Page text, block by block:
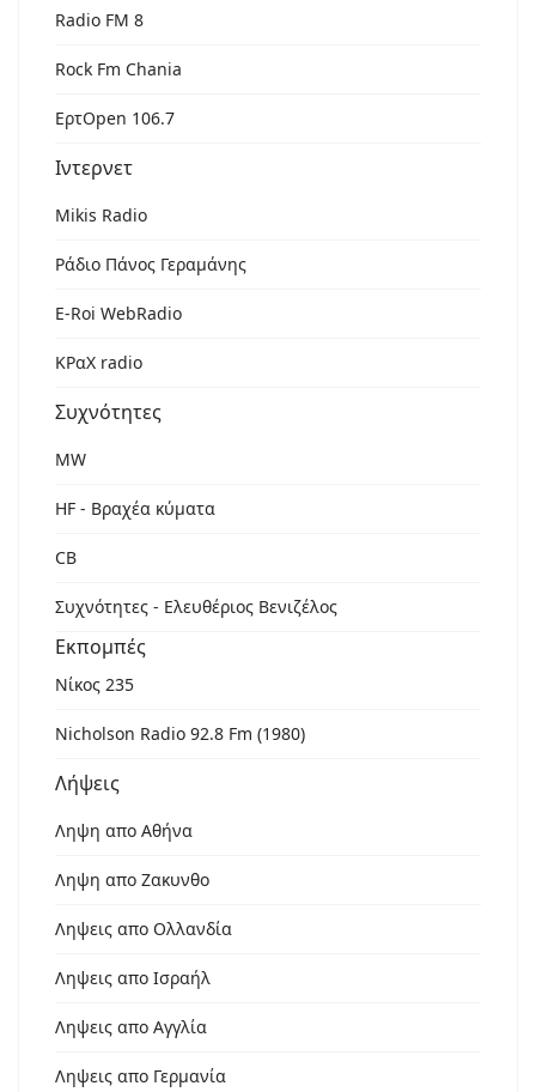
Radio FM 8
Rock Fm Chania
ΕρτOpen 106.7
Ιντερνετ
Mikis Radio
Ράδιο Πάνος Γεραμάνης
Ε-Roi WebRadio
ΚΡαΧ radio
Συχνότητες
MW
HF - Βραχέα κύματα
CB
Συχνότητες - Ελευθέριος Βενιζέλος
Εκπομπές
Νίκος 235
Nicholson Radio 92.8 Fm (1980)
Λήψεις
Ληψη απο Αθήνα
Ληψη απο Ζακυνθο
Ληψεις απο Ολλανδία
Ληψεις απο Ισραήλ
Ληψεις απο Αγγλία
Ληψεις απο Γερμανία